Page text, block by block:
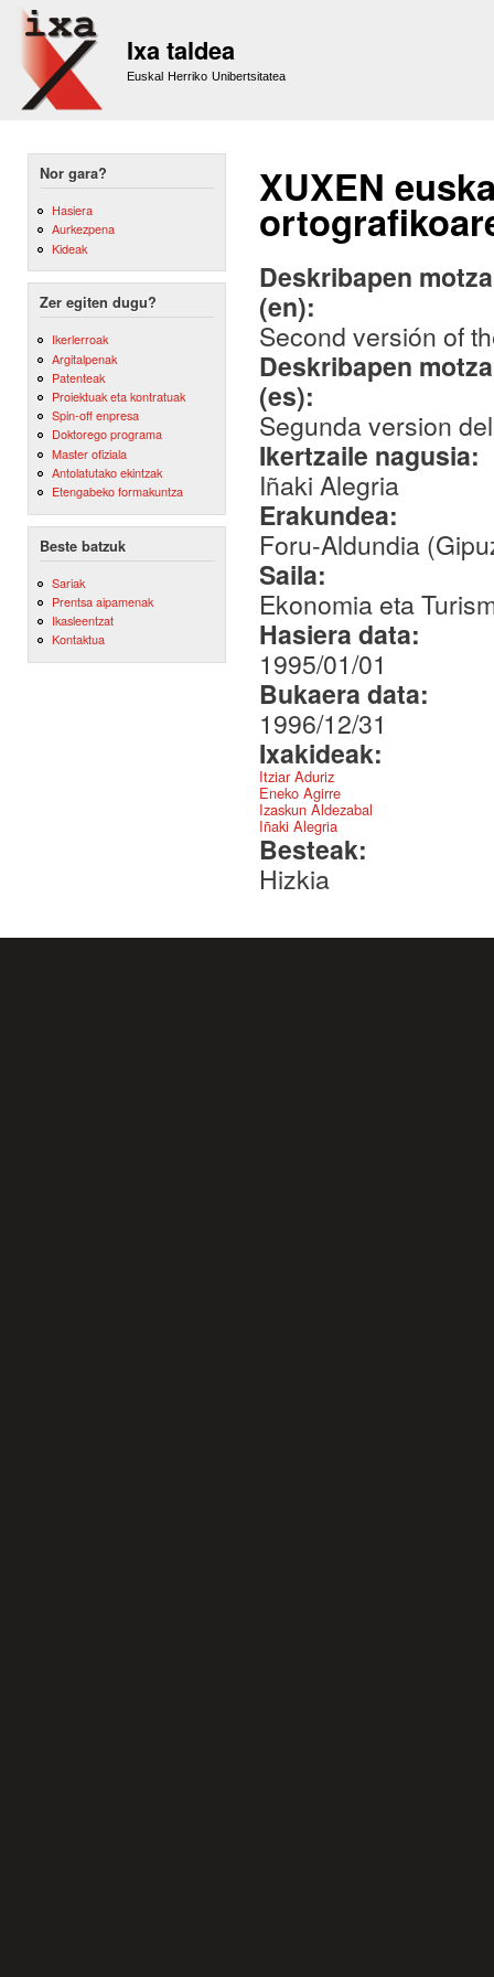
Ixa taldea
Euskal Herriko Unibertsitatea
Nor gara?
Hasiera
Aurkezpena
Kideak
Zer egiten dugu?
Ikerlerroak
Argitalpenak
Patenteak
Proiektuak eta kontratuak
Spin-off enpresa
Doktorego programa
Master ofiziala
Antolatutako ekintzak
Etengabeko formakuntza
Beste batzuk
Sariak
Prentsa aipamenak
Ikasleentzat
Kontaktua
XUXEN
Deskribapen
(en):
Second versión of
Deskribapen
(es):
Segunda version
Ikertzaile nagusia:
Iñaki Alegria
Erakundea:
Foru-Aldundia
Saila:
Ekonomia eta
Hasiera data:
1995/01/01
Bukaera data:
1996/12/31
Ixakideak:
Itziar Aduriz
Eneko Agirre
Izaskun Aldezabal
Iñaki Alegria
Besteak:
Hizkia